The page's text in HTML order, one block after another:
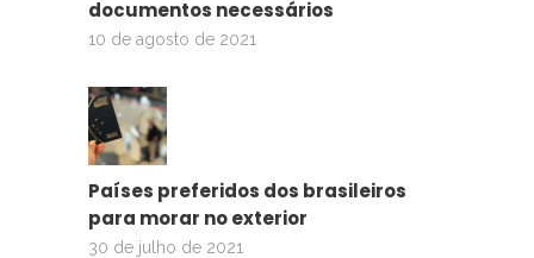
documentos necessários
10 de agosto de 2021
Países preferidos dos brasileiros
para morar no exterior
30 de julho de 2021